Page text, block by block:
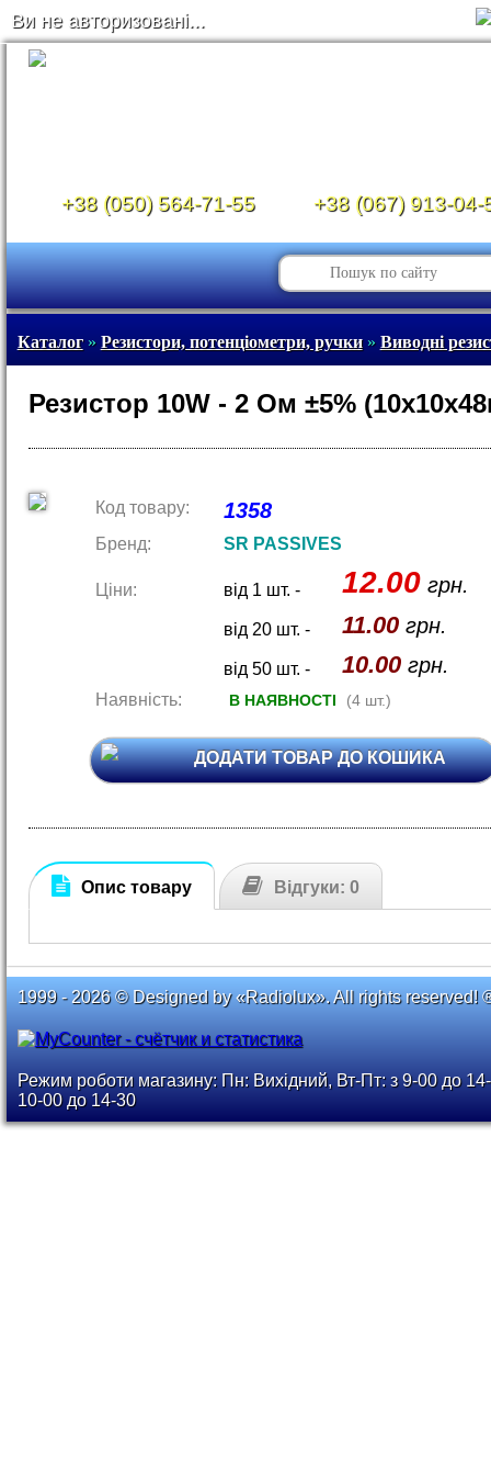
Ви не авторизовані...
+38 (050) 564-71-55 +38 (067) 913-04-
Каталог» Резистори, потенціометри, ручки» Виводні
Резистор 10W - 2 Ом ±5%
Код товару: 1358
Бренд: SR PASSIVES
Ціни: від 1 шт. - 12.00грн.
від 20 шт. - 11.00грн.
від 50 шт. - 10.00грн.
Наявність: В НАЯВНОСТІ (4 шт.)
ДОДАТИ ТОВАР ДО КОШИКА
Опис товару Відгуки: 0
1999 - 2026 © Designed by «Radiolux». All rights reserved!
Режим роботи магазину: Пн: Вихідний, Вт-Пт: з 9-00 до
10-00 до 14-30